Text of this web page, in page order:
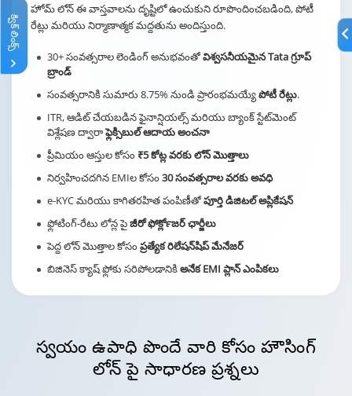
హోమ్ లోన్ ఈ వాస్తవాలను దృష్టిలో ఉంచుకుని రూపొందించబడింది, పోటీ
రేట్లు మరియు నిర్మాణాత్మక మద్దతును అందిస్తుంది.
30+ సంవత్సరాల లెండింగ్ అనుభవంతోవిశ్వసనీయమైన Tata గ్రూప్
బ్రాండ్
సంవత్సరానికి సుమారు 8.75% నుండి ప్రారంభమయ్యేపోటీ రేట్లు.
ITR, ఆడిట్ చేయబడిన ఫైనాన్షియల్స్ మరియు బ్యాంక్ స్టేట్‌మెంట్
విశ్లేషణ ద్వారాఫ్లెక్సిబుల్ ఆదాయ అంచనా
ప్రీమియం ఆస్తుల కోసం ₹5 కోట్ల వరకు లోన్ మొత్తాలు
నిర్వహించదగిన EMIల కోసం 30 సంవత్సరాల వరకు అవధి
e-KYC మరియు కాగితరహిత పంపిణీతోపూర్తి డిజిటల్ అప్లికేషన్
ఫ్లోటింగ్-రేటు లోన్ల పైజీరో ఫోర్‍క్లోజర్ ఛార్జీలు
పెద్ద లోన్ మొత్తాల కోసం ప్రత్యేక రిలేషన్‌షిప్ మేనేజర్
బిజినెస్ క్యాష్ ఫ్లోకు సరిపోలడానికిఅనేక EMI ప్లాన్ ఎంపికలు
స్వయం ఉపాధి పొందే వారి కోసం హౌసింగ్
లోన్ పై సాధారణ ప్రశ్నలు
క్విక్ లింక్స్